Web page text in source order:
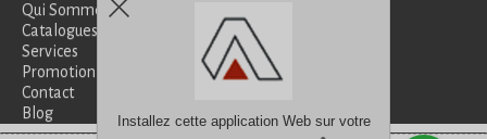
Qui Sommes-Nous?
Catalogues
Services
Promotion
Contact
Blog
Installez cette application Web sur votre